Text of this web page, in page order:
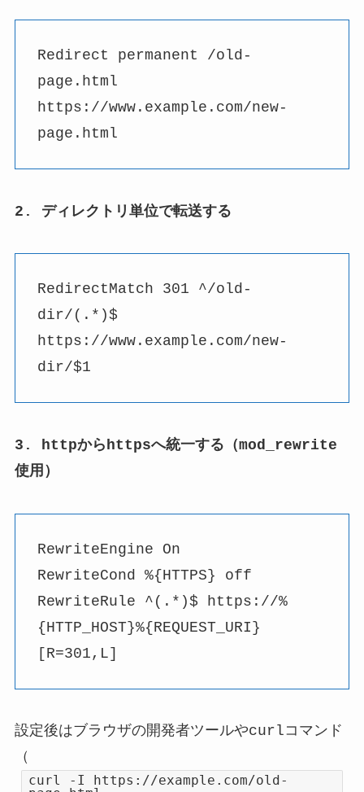
Redirect permanent /old-
page.html
https://www.example.com/new-
page.html
2. ディレクトリ単位で転送する
RedirectMatch 301 ^/old-
dir/(.*)$
https://www.example.com/new-
dir/$1
3. httpからhttpsへ統一する（mod_rewrite
使用）
RewriteEngine On
RewriteCond %{HTTPS} off
RewriteRule ^(.*)$ https://%
{HTTP_HOST}%{REQUEST_URI}
[R=301,L]
設定後はブラウザの開発者ツールやcurlコマンド
（
curl -I https://example.com/old-